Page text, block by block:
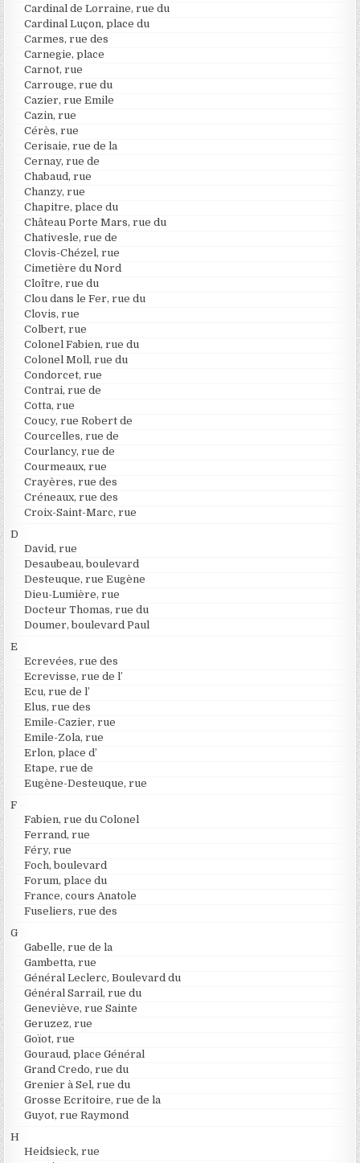
Cardinal de Lorraine, rue du
Cardinal Luçon, place du
Carmes, rue des
Carnegie, place
Carnot, rue
Carrouge, rue du
Cazier, rue Emile
Cazin, rue
Cérès, rue
Cerisaie, rue de la
Cernay, rue de
Chabaud, rue
Chanzy, rue
Chapitre, place du
Château Porte Mars, rue du
Chativesle, rue de
Clovis-Chézel, rue
Cimetière du Nord
Cloître, rue du
Clou dans le Fer, rue du
Clovis, rue
Colbert, rue
Colonel Fabien, rue du
Colonel Moll, rue du
Condorcet, rue
Contrai, rue de
Cotta, rue
Coucy, rue Robert de
Courcelles, rue de
Courlancy, rue de
Courmeaux, rue
Crayères, rue des
Créneaux, rue des
Croix-Saint-Marc, rue
D
David, rue
Desaubeau, boulevard
Desteuque, rue Eugène
Dieu-Lumière, rue
Docteur Thomas, rue du
Doumer, boulevard Paul
E
Ecrevées, rue des
Ecrevisse, rue de l’
Ecu, rue de l’
Elus, rue des
Emile-Cazier, rue
Emile-Zola, rue
Erlon, place d’
Etape, rue de
Eugène-Desteuque, rue
F
Fabien, rue du Colonel
Ferrand, rue
Féry, rue
Foch, boulevard
Forum, place du
France, cours Anatole
Fuseliers, rue des
G
Gabelle, rue de la
Gambetta, rue
Général Leclerc, Boulevard du
Général Sarrail, rue du
Geneviève, rue Sainte
Geruzez, rue
Goïot, rue
Gouraud, place Général
Grand Credo, rue du
Grenier à Sel, rue du
Grosse Ecritoire, rue de la
Guyot, rue Raymond
H
Heidsieck, rue